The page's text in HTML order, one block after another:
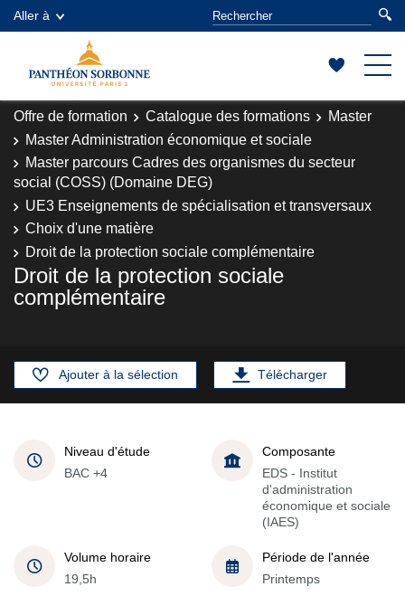
Aller à
Offre de formation Catalogue des formations
Master
Master Administration économique et sociale
Master parcours Cadres des organismes du secteur
social (COSS) (Domaine DEG)
UE3 Enseignements de spécialisation et transversaux
Choix d'une matière
Droit de la protection sociale complémentaire
Droit de la protection sociale
complémentaire
Ajouter à la sélection Télécharger
Niveau d'étude
BAC +4
Composante
EDS - Institut
d'administration
économique et sociale
(IAES)
Volume horaire
19,5h
Période de l'année
Printemps